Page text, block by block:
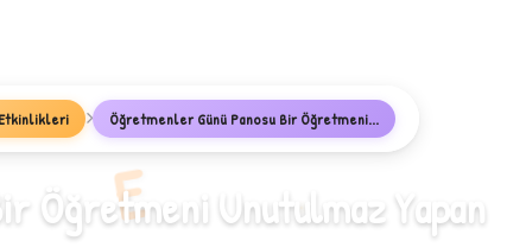
Öğretmenler Günü Panosu Bir Öğretmeni...
Öğretmeni Unutulmaz Yapan
E